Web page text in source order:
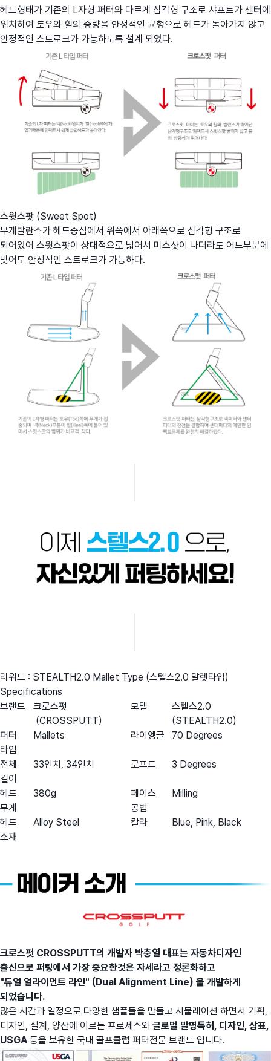
헤드형태가 기존의 L자형 퍼터와 다르게 삼각형 구조로 샤프트가 센터에
위치하여 토우와 힐의 중량을 안정적인 균형으로 헤드가 돌아가지 않고
안정적인 스트로크가 가능하도록 설계 되었다.
스윗스팟 (Sweet Spot)
무게발란스가 헤드중심에서 위쪽에서 아래쪽으로 삼각형 구조로
되어있어 스윗스팟이 상대적으로 넓어서 미스샷이 나더라도 어느부분에
맞어도 안정적인 스트로크가 가능하다.
리워드 : STEALTH2.0 Mallet Type (스텔스2.0 말렛타입)
Specifications
브랜드
크로스펏
(CROSSPUTT)
모델
스텔스2.0
(STEALTH2.0)
퍼터
타입
Mallets 라이엥글 70 Degrees
전체
길이
33인치, 34인치 로프트 3 Degrees
헤드
무게
380g
페이스
공법
Milling
헤드
소재
Alloy Steel 칼라 Blue, Pink, Black
크로스펏 CROSSPUTT의 개발자 박충열 대표는 자동차디자인
출신으로 퍼팅에서 가장 중요한것은 자세라고 정론화하고
"듀얼 얼라이먼트 라인" (Dual Alignment Line) 을 개발하게
되었습니다.
많은 시간과 열정으로 다양한 샘플들을 만들고 시물레이션 하면서 기획,
디자인, 설계, 양산에 이르는 프로세스와 글로벌 발명특허, 디자인, 상표,
USGA 등을 보유한 국내 골프클럽 퍼터전문 브랜드 입니다.